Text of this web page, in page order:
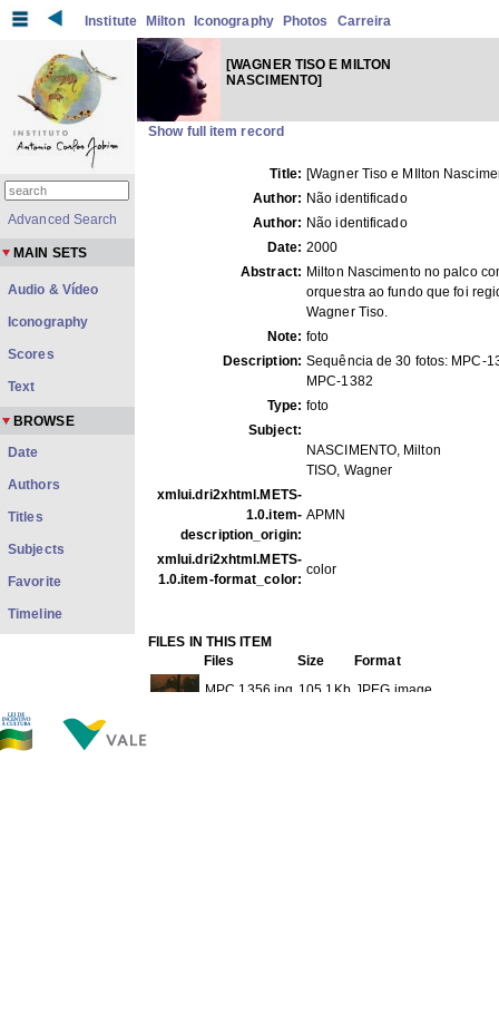
Institute Milton Iconography Photos Carreira
[WAGNER TISO E MILTON
NASCIMENTO]
Show full item record
Title: [Wagner Tiso e MIlton
Author: Não identificado
Author: Não identificado
Date: 2000
Abstract: Milton Nascimento no palco
orquestra ao fundo que foi
Wagner Tiso.
Note: foto
Description: Sequência de 30 fotos: MPC-
MPC-1382
Type: foto
Subject:
NASCIMENTO, Milton
TISO, Wagner
xmlui.dri2xhtml.METS-
1.0.item-
description_origin:
APMN
xmlui.dri2xhtml.METS-
1.0.item-format_color:
color
FILES IN THIS ITEM
Files
Size
Format
MPC 1356.jpg 105.1Kb JPEG image
Advanced Search
MAIN SETS
Audio & Vídeo
Iconography
Scores
Text
BROWSE
Date
Authors
Titles
Subjects
Favorite
Timeline